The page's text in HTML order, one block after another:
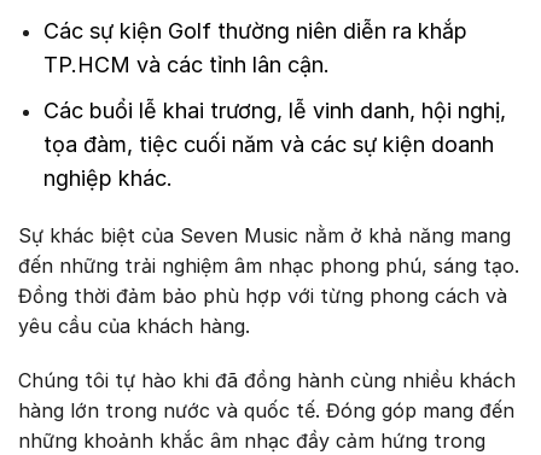
Các sự kiện Golf thường niên diễn ra khắp
TP.HCM và các tỉnh lân cận.
Các buổi lễ khai trương, lễ vinh danh, hội nghị,
tọa đàm, tiệc cuối năm và các sự kiện doanh
nghiệp khác.
Sự khác biệt của Seven Music nằm ở khả năng mang
đến những trải nghiệm âm nhạc phong phú, sáng tạo.
Đồng thời đảm bảo phù hợp với từng phong cách và
yêu cầu của khách hàng.
Chúng tôi tự hào khi đã đồng hành cùng nhiều khách
hàng lớn trong nước và quốc tế. Đóng góp mang đến
những khoảnh khắc âm nhạc đầy cảm hứng trong